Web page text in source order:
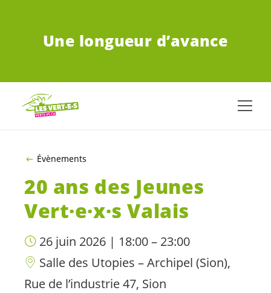
Une longueur d’avance
Évènements
20 ans des Jeunes
Vert·e·x·s Valais
26 juin 2026 | 18:00 – 23:00
Salle des Utopies – Archipel (Sion),
Rue de l’industrie 47, Sion